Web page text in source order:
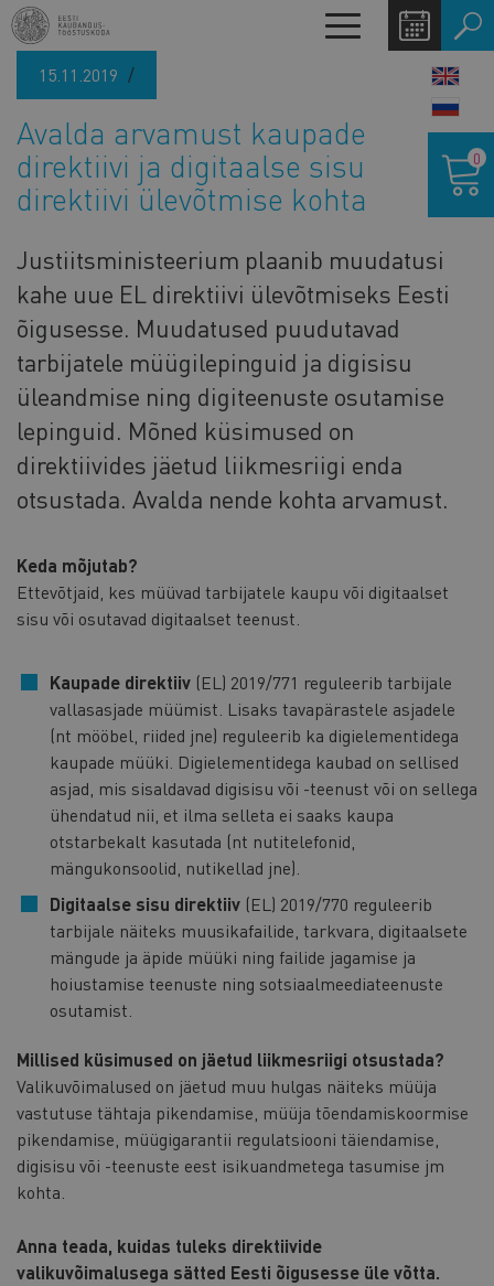
Liigu
edasi
põhisisu
Toggle
navigation
15.11.2019
Avalda arvamust kaupade
direktiivi ja digitaalse sisu
direktiivi ülevõtmise kohta
Justiitsministeerium plaanib muudatusi
kahe uue EL direktiivi ülevõtmiseks Eesti
õigusesse. Muudatused puudutavad
tarbijatele müügilepinguid ja digisisu
üleandmise ning digiteenuste osutamise
lepinguid. Mõned küsimused on
direktiivides jäetud liikmesriigi enda
otsustada. Avalda nende kohta arvamust.
Keda mõjutab?
Ettevõtjaid, kes müüvad tarbijatele kaupu või digitaalset
sisu või osutavad digitaalset teenust.
Kaupade direktiiv (EL) 2019/771 reguleerib tarbijale
vallasasjade müümist. Lisaks tavapärastele asjadele
(nt mööbel, riided jne) reguleerib ka digielementidega
kaupade müüki. Digielementidega kaubad on sellised
asjad, mis sisaldavad digisisu või -teenust või on sellega
ühendatud nii, et ilma selleta ei saaks kaupa
otstarbekalt kasutada (nt nutitelefonid,
mängukonsoolid, nutikellad jne).
Digitaalse sisu direktiiv (EL) 2019/770 reguleerib
tarbijale näiteks muusikafailide, tarkvara, digitaalsete
mängude ja äpide müüki ning failide jagamise ja
hoiustamise teenuste ning sotsiaalmeediateenuste
osutamist.
Millised küsimused on jäetud liikmesriigi otsustada?
Valikuvõimalused on jäetud muu hulgas näiteks müüja
vastutuse tähtaja pikendamise, müüja tõendamiskoormise
pikendamise, müügigarantii regulatsiooni täiendamise,
digisisu või -teenuste eest isikuandmetega tasumise jm
kohta.
Anna teada, kuidas tuleks direktiivide
valikuvõimalusega sätted Eesti õigusesse üle võtta.
0